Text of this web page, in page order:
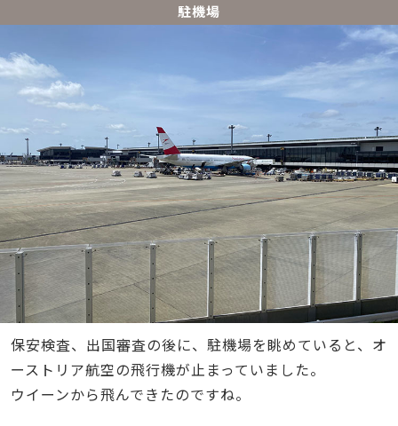
駐機場
保安検査、出国審査の後に、駐機場を眺めていると、オ
ーストリア航空の飛行機が止まっていました。
ウイーンから飛んできたのですね。